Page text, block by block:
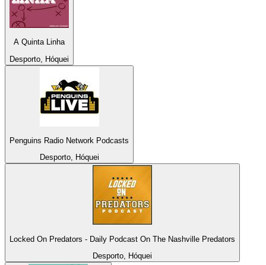
A Quinta Linha
Desporto, Hóquei
Penguins Radio Network Podcasts
Desporto, Hóquei
Locked On Predators - Daily Podcast On The Nashville Predators
Desporto, Hóquei